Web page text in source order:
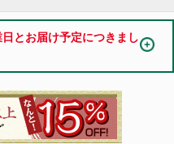
とお届け予定につきまし